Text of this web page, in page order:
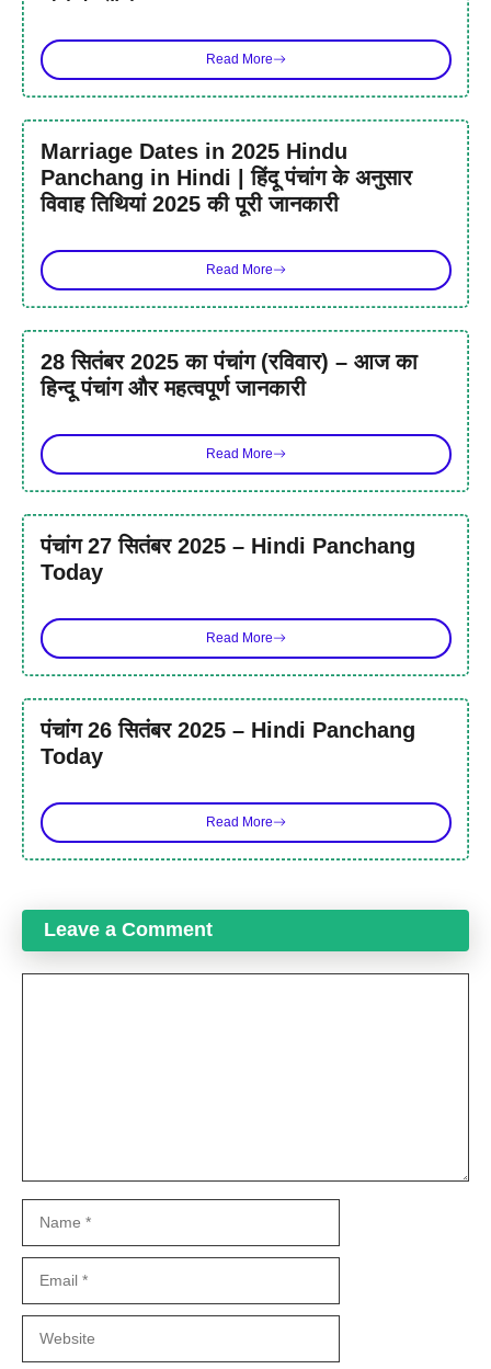
Read More
Marriage Dates in 2025 Hindu
Panchang in Hindi | हिंदू पंचांग के अनुसार
विवाह तिथियां 2025 की पूरी जानकारी
Read More
28 सितंबर 2025 का पंचांग (रविवार) – आज का
हिन्दू पंचांग और महत्वपूर्ण जानकारी
Read More
पंचांग 27 सितंबर 2025 – Hindi Panchang
Today
Read More
पंचांग 26 सितंबर 2025 – Hindi Panchang
Today
Read More
Leave a Comment